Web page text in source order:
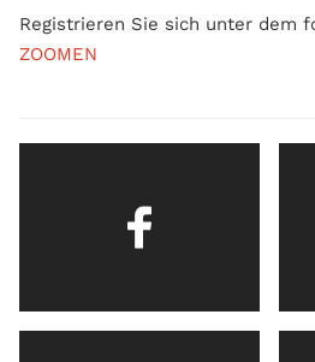
Registrieren Sie sich unter dem
ZOOMEN